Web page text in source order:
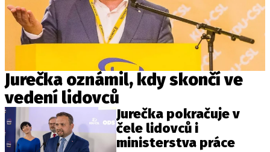
Jurečka oznámil, kdy skončí ve
vedení lidovců
Jurečka pokračuje v
čele lidovců i
ministerstva práce